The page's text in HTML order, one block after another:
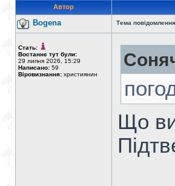
Автор
Bogena Тема
Стать:
Востаннє тут були:
29 липня 2026, 15:29
Написано: 59
Віровизнання: християнин
Що